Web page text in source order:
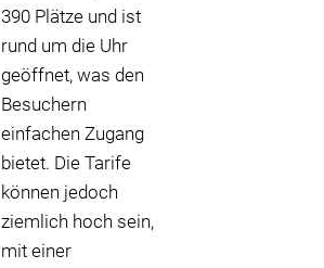
390 Plätze und ist
rund um die Uhr
geöffnet, was den
Besuchern
einfachen Zugang
bietet. Die Tarife
können jedoch
ziemlich hoch sein,
mit einer